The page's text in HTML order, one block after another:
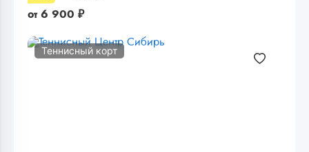
от 6 900 ₽
Теннисный корт